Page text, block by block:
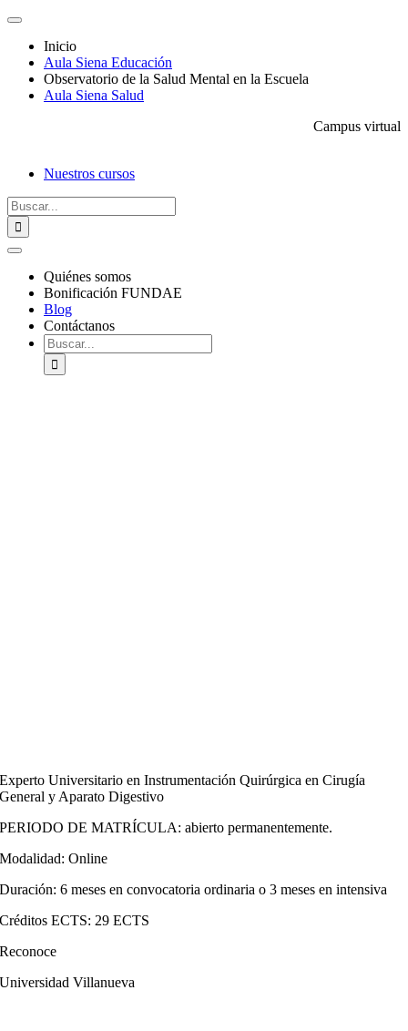
Saltar
contenido
Toggle
Navigation
Inicio
Aula Siena Educación
Observatorio de la Salud Mental en la Escuela
Aula Siena Salud
Campus virtual
Nuestros cursos
Buscar:
Toggle
NavigationQuiénes somos
Bonificación FUNDAE
Blog
Contáctanos
Buscar:
Experto Universitario en Instrumentación Quirúrgica en Cirugía
General y Aparato Digestivo
PERIODO DE MATRÍCULA: abierto permanentemente.
Modalidad: Online
Duración: 6 meses en convocatoria ordinaria o 3 meses en intensiva
Créditos ECTS: 29 ECTS
Reconoce
Universidad Villanueva